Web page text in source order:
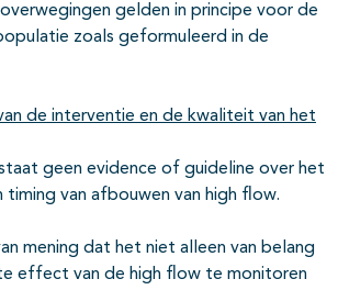
gelden in principe voor de
zoals geformuleerd in de
de interventie en de kwaliteit van het
geen evidence of guideline over het
timing van afbouwen van high flow.
mening dat het niet alleen van belang
effect van de high flow te monitoren